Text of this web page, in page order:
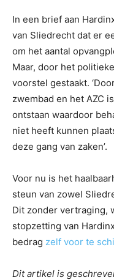
In een brief aan
van Sliedrecht dat er
om het aantal
Maar, door het
voorstel gestaakt.
zwembad en het AZC
ontstaan waardoor
niet heeft kunnen
deze gang van zaken’.
Voor nu is het
steun van zowel
Dit zonder vertraging,
stopzetting van
bedrag zelf voor te
Dit artikel is